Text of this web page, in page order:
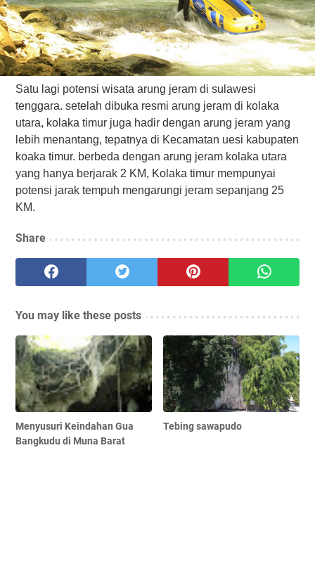
Satu lagi potensi wisata arung jeram di sulawesi
tenggara. setelah dibuka resmi arung jeram di kolaka
utara, kolaka timur juga hadir dengan arung jeram yang
lebih menantang, tepatnya di Kecamatan uesi kabupaten
koaka timur. berbeda dengan arung jeram kolaka utara
yang hanya berjarak 2 KM, Kolaka timur mempunyai
potensi jarak tempuh mengarungi jeram sepanjang 25
KM.
Share
You may like these posts
Menyusuri Keindahan Gua
Bangkudu di Muna Barat
Tebing sawapudo